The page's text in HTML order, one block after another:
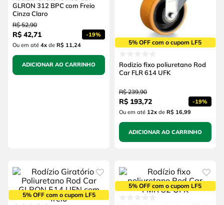
GLRON 312 BPC com Freio
Cinza Claro
R$ 52,90
R$ 42,71 -19%
Ou em até 4xde R$ 11,24
ADICIONAR AO CARRINHO
5% OFF com o cupom LF5
Rodizio fixo poliuretano Rod
Car FLR 614 UFK
R$ 239,90
R$ 193,72 -19%
Ou em até 12xde R$ 16,99
ADICIONAR AO CARRINHO
5% OFF com o cupom LF5
5% OFF com o cupom LF5